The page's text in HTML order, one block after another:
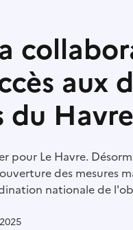
aux
du Havre
pour Le Havre.
des mesures
nationale de